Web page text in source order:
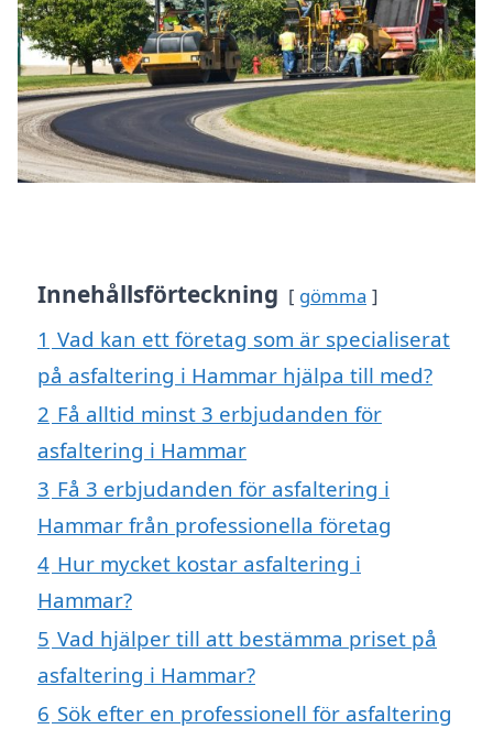
Innehållsförteckning gömma
1 Vad kan ett företag som är specialiserat
på asfaltering i Hammar hjälpa till med?
2 Få alltid minst 3 erbjudanden för
asfaltering i Hammar
3 Få 3 erbjudanden för asfaltering i
Hammar från professionella företag
4 Hur mycket kostar asfaltering i
Hammar?
5 Vad hjälper till att bestämma priset på
asfaltering i Hammar?
6 Sök efter en professionell för asfaltering